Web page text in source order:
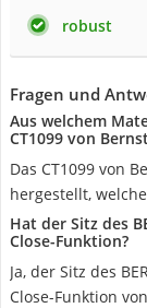
robust
Fragen und
Aus welchem
CT1099 von
Das CT1099 von
hergestellt,
Hat der Sitz des
Close-Funktion?
Ja, der Sitz des
Close-Funktion